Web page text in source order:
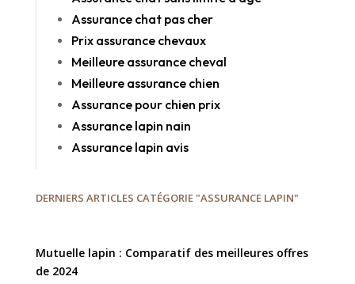
Assurance chat pas cher
Prix assurance chevaux
Meilleure assurance cheval
Meilleure assurance chien
Assurance pour chien prix
Assurance lapin nain
Assurance lapin avis
DERNIERS ARTICLES CATÉGORIE "ASSURANCE LAPIN"
Mutuelle lapin : Comparatif des meilleures offres
de 2024